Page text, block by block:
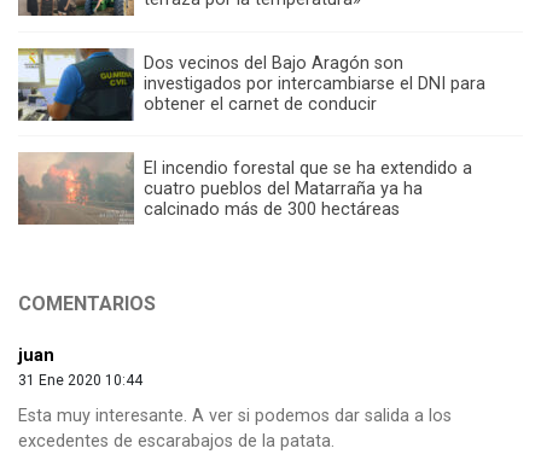
Dos vecinos del Bajo Aragón son
investigados por intercambiarse el DNI para
obtener el carnet de conducir
El incendio forestal que se ha extendido a
cuatro pueblos del Matarraña ya ha
calcinado más de 300 hectáreas
COMENTARIOS
juan
31 Ene 2020 10:44
Esta muy interesante. A ver si podemos dar salida a los
excedentes de escarabajos de la patata.